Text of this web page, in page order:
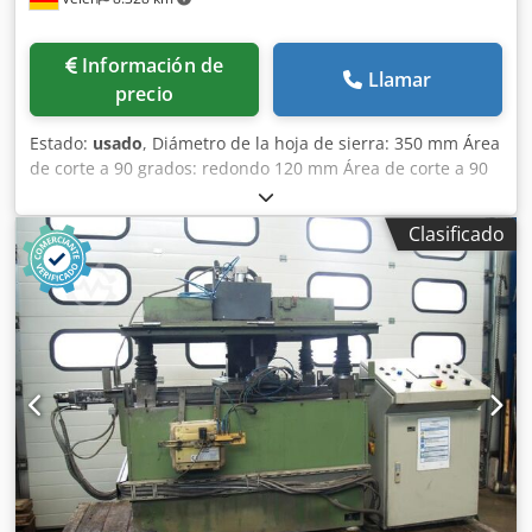
Información de
precio
Llamar
Estado: usado, Diámetro de la hoja de sierra: 350 mm Área
de corte a 90 grados: redondo 120 mm Área de corte a 90
grados: cuadrado 105 mm Área de corte a 90 grados: plano
180 x 70 mm Área de corte a 45 grados: redondo 120 mm
Área de corte a 45 grados: cuadrado 100 mm Área de corte
a 45 grados: cuadrado 135 x 60 mm Velocidades de
rotación de la hoja de sierra: 1700 / 3400 rpm Potencia
total requerida: 1,5 / 2,2 kW Peso de la máquina:
aproximadamente 0,210 t Dimensiones (largo x ancho x
alto): 0,9 x 1,4 x 1,4 m Sierra circular manual para cortar
aluminio, con cortes a inglete de 45° a la derecha hasta
45° a la izquierda y cabezal de sierra que puede inclinarse
de 0° a 45° hacia la izquierda. En la Cobra 352 MA (morsa
automática), las morsas se cierran automáticamente al
bajar el cabezal de la sierra. •Mesa giratoria con cojinetes
de rodillos para un ajuste rápido y preciso del ángulo de
Clasificado